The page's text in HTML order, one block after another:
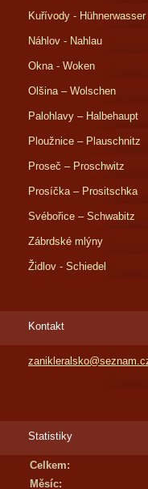
Kuřívody - Hühnerwasser
Náhlov - Nahlau
Okna - Woken
Olšina – Wolschen
Palohlavy – Halbehaupt
Ploužnice – Plauschnitz
Proseč – Proschwitz
Prosíčka – Prositschka
Svébořice – Schwabitz
Zábrdské mlýny
Židlov - Schiedel
Kontakt
Statistiky
Celkem:
Měsíc: